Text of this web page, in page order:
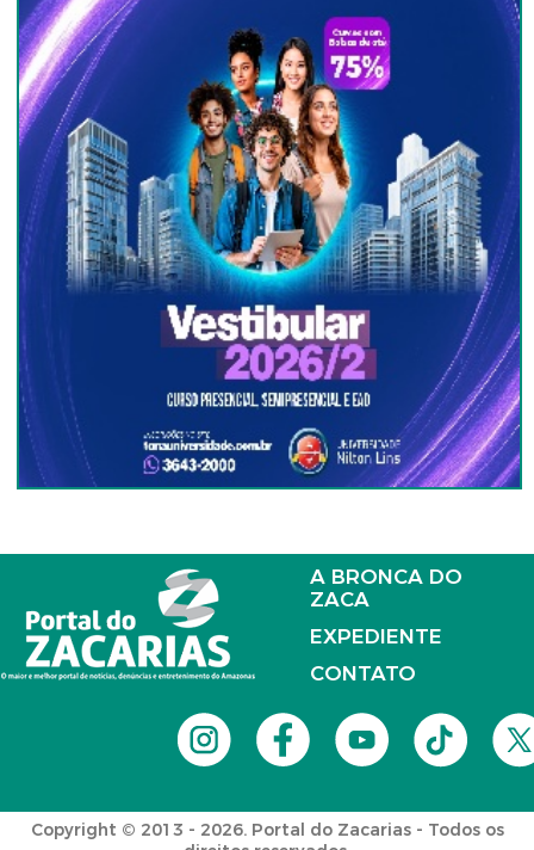
A BRONCA DO
ZACA
EXPEDIENTE
CONTATO
Copyright © 2013 - 2026. Portal do Zacarias - Todos os